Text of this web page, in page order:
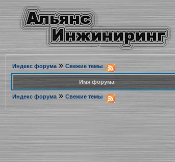
Индекс форума» Свежие темы
Имя форума
Индекс форума » Свежие темы